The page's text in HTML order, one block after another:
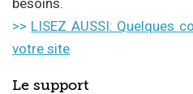
>> LISEZ AUSSI: Quelques
votre site
Le support